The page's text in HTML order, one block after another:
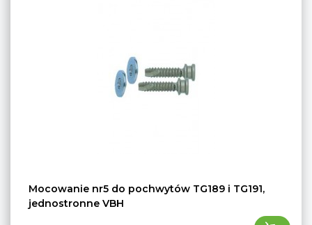
Mocowanie nr5 do pochwytów TG189 i TG191,
jednostronne VBH